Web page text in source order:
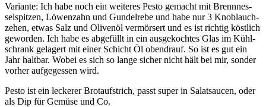
Vari­an­te: Ich habe noch ein wei­te­res Pes­to gemacht mit Brenn­nes­
sel­spit­zen, Löwen­zahn und Gun­del­re­be und habe nur 3 Knob­lauch­
ze­hen, etwas Salz und Oli­ven­öl ver­mör­sert und es ist rich­tig köst­lich
gewor­den. Ich habe es abge­füllt in ein aus­ge­koch­tes Glas im Kühl­
schrank gela­gert mit einer Schicht Öl oben­drauf. So ist es gut ein
Jahr halt­bar. Wobei es sich so lan­ge sicher nicht hält bei mir, son­der
vor­her auf­ge­ges­sen wird.
Pes­to ist ein lecke­rer Brot­auf­strich, passt super in Salat­saucen, oder
als Dip für Gemü­se und Co.